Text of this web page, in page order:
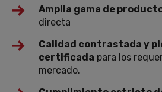
Amplia gama de
directa
Calidad contrastada y
certificada para los
mercado.